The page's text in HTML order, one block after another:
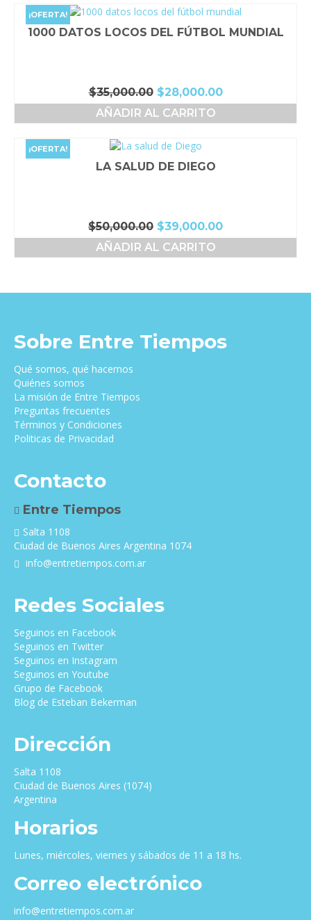
$26,000.00.$24,000.00.
¡OFERTA!
1000 DATOS LOCOS DEL FÚTBOL MUNDIAL
$35,000.00 El
precio
original
$35,000.00.
$28,000.00El
precio
AÑADIR AL CARRITO
¡OFERTA!
LA SALUD DE DIEGO
$50,000.00 El
precio
original
$39,000.00El
precio
AÑADIR AL CARRITO
Sobre Entre Tiempos
Qué somos, qué hacemos
Quiénes somos
La misión de Entre Tiempos
Preguntas frecuentes
Términos y Condiciones
Politicas de Privacidad
Contacto
Entre Tiempos
Salta 1108
Ciudad de Buenos Aires Argentina 1074
info@entretiempos.com.ar
Redes Sociales
Seguinos en Facebook
Seguinos en Twitter
Seguinos en Instagram
Seguinos en Youtube
Grupo de Facebook
Blog de Esteban Bekerman
Dirección
Salta 1108
Ciudad de Buenos Aires (1074)
Argentina
Horarios
Lunes, miércoles, viernes y sábados de 11 a 18 hs.
Correo electrónico
info@entretiempos.com.ar